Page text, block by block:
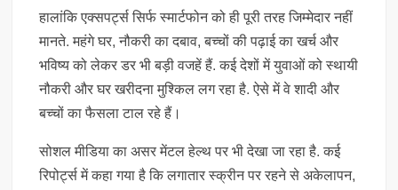
हालांकि एक्सपर्ट्स सिर्फ स्मार्टफोन को ही पूरी तरह जिम्मेदार नहीं
मानते. महंगे घर, नौकरी का दबाव, बच्चों की पढ़ाई का खर्च और
भविष्य को लेकर डर भी बड़ी वजहें हैं. कई देशों में युवाओं को स्थायी
नौकरी और घर खरीदना मुश्किल लग रहा है. ऐसे में वे शादी और
बच्चों का फैसला टाल रहे हैं।
सोशल मीडिया का असर मेंटल हेल्थ पर भी देखा जा रहा है. कई
रिपोर्ट्स में कहा गया है कि लगातार स्क्रीन पर रहने से अकेलापन,